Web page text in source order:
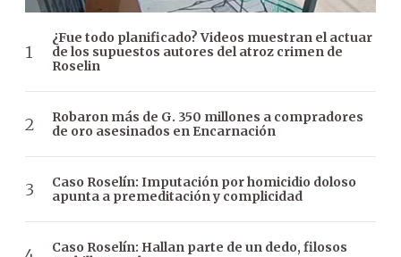
¿Fue todo planificado? Videos muestran el actuar
de los supuestos autores del atroz crimen de
Roselin
Robaron más de G. 350 millones a compradores
de oro asesinados en Encarnación
Caso Roselín: Imputación por homicidio doloso
apunta a premeditación y complicidad
Caso Roselín: Hallan parte de un dedo, filosos